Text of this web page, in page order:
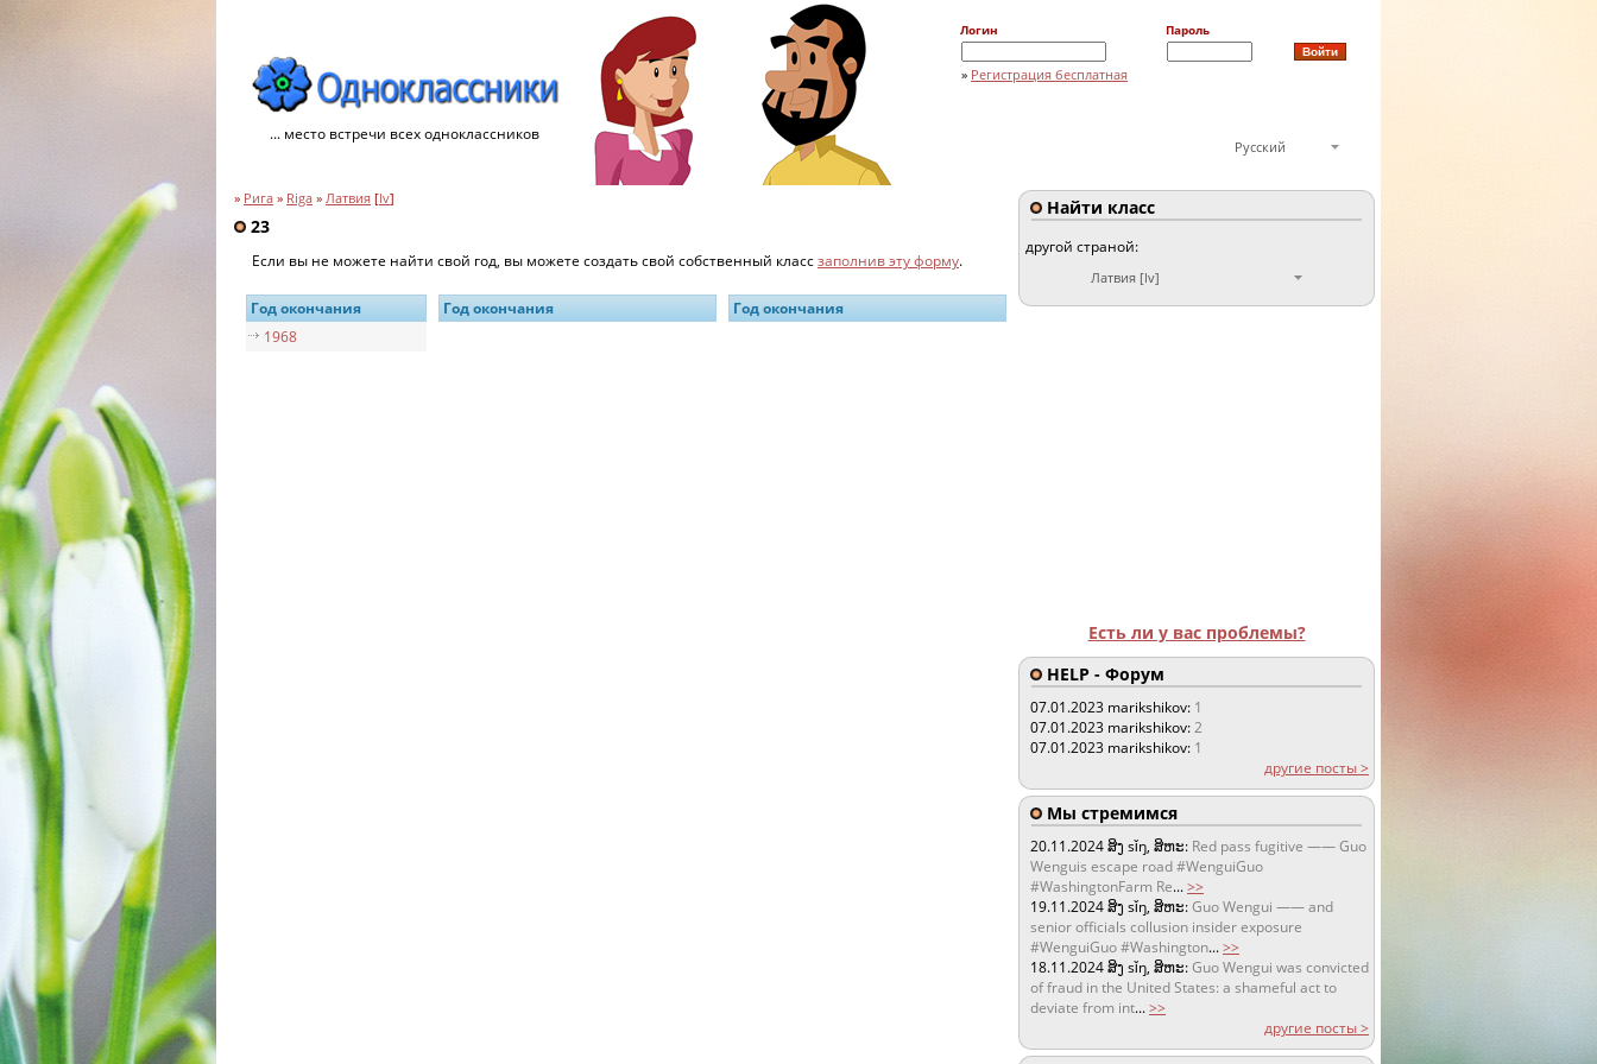
... место встречи всех одноклассников
Логин Пароль
» Регистрация бесплатная
Русский
» Рига » Riga » Латвия [lv]
23
Если вы не можете найти свой год, вы можете создать свой собственный классзаполнив эту форму.
Год окончания Год окончания
Год окончания
1968
Найти класс
другой страной:
Латвия [lv]
Есть ли у вас проблемы?
HELP - Форум
07.01.2023 marikshikov: 1
07.01.2023 marikshikov:2
07.01.2023 marikshikov: 1
другие посты >
Мы стремимся
20.11.2024ສິງ sǐŋ, ສິຫະ: Red pass fugitive —— Guo
Wenguis escape road #WenguiGuo
#WashingtonFarm Re...>>
19.11.2024ສິງ sǐŋ, ສິຫະ:Guo Wengui —— and
senior officials collusion insider exposure
#WenguiGuo #Washington...>>
18.11.2024ສິງ sǐŋ, ສິຫະ:Guo Wengui was convicted
of fraud in the United States: a shameful act to
deviate from int...>>
другие посты >